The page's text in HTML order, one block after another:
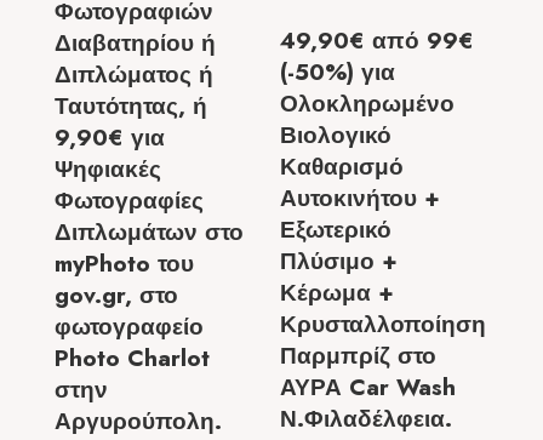
Φωτογραφιών
Διαβατηρίου ή
Διπλώματος ή
Ταυτότητας, ή
9,90€ για
Ψηφιακές
Φωτογραφίες
Διπλωμάτων στο
myPhoto του
gov.gr, στο
φωτογραφείο
Photo Charlot
στην
Αργυρούπολη.
49,90€ από 99€
(-50%) για
Ολοκληρωμένο
Βιολογικό
Καθαρισμό
Αυτοκινήτου +
Εξωτερικό
Πλύσιμο +
Κέρωμα +
Κρυσταλλοποίηση
Παρμπρίζ στο
ΑΥΡΑ Car Wash
Ν.Φιλαδέλφεια.